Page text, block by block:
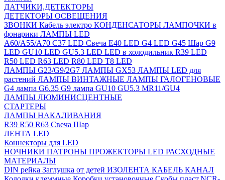
ДАТЧИКИ,ДЕТЕКТОРЫ
ДЕТЕКТОРЫ ОСВЕЩЕНИЯ
ЗВОНКИ Кабель электро КОНДЕНСАТОРЫ ЛАМПОЧКИ в
фонарики ЛАМПЫ LED
A60/A55/A70 C37 LED Свеча E40 LED G4 LED G45 Шар G9
LED GU10 LED GU5.3 LED LED в холодильник R39 LED
R50 LED R63 LED R80 LED T8 LED
ЛАМПЫ G23/G9/2G7 ЛАМПЫ GX53 ЛАМПЫ LED для
растений ЛАМПЫ ВИНТАЖНЫЕ ЛАМПЫ ГАЛОГЕНОВЫЕ
G4 лампа G6.35 G9 лампа GU10 GU5.3 MR11/GU4
ЛАМПЫ ЛЮМИНИСЦЕНТНЫЕ
СТАРТЕРЫ
ЛАМПЫ НАКАЛИВАНИЯ
R39 R50 R63 Свеча Шар
ЛЕНТА LED
Коннекторы для LED
НОЧНИКИ ПАТРОНЫ ПРОЖЕКТОРЫ LED РАСХОДНЫЕ
МАТЕРИАЛЫ
DIN рейка Заглушка от детей ИЗОЛЕНТА КАБЕЛЬ КАНАЛ